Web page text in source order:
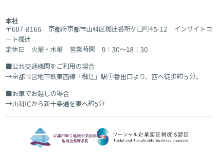
本社
〒607-8166 京都府京都市山科区椥辻番所ケ口町45-12 インサイトコ
ート椥辻
定休日 火曜・水曜 営業時間 9：30～18：30
公共交通機関をご利用の場合
京都市営地下鉄東西線「椥辻」駅①番出口より、西へ徒歩約５分。
お車でお越しの場合
山科ICから新十条通を東へ約5分